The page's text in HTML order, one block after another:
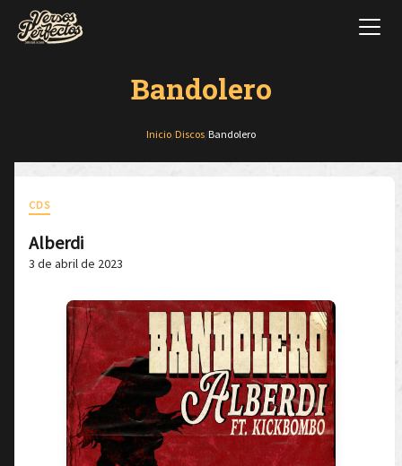
Bandolero
Inicio Discos Bandolero
CDS
Alberdi
3 de abril de 2023